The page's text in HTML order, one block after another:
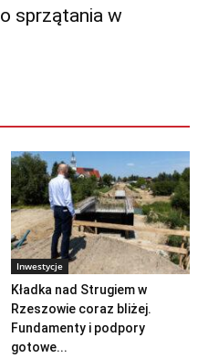
sprzątania w
Inwestycje
Kładka nad Strugiem w
Rzeszowie coraz bliżej.
Fundamenty i podpory
gotowe...